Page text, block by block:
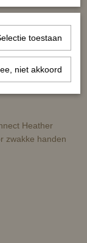
Heather
zwakke handen
toestaan
niet akkoord